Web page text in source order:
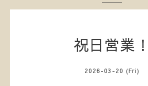
祝日営業！
2026-03-20 (Fri)